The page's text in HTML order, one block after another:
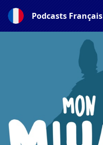
Podcasts Français